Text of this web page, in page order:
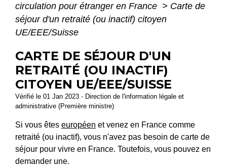
circulation pour étranger en France > Carte de
séjour d'un retraité (ou inactif) citoyen
UE/EEE/Suisse
CARTE DE SÉJOUR D'UN
RETRAITÉ (OU INACTIF)
CITOYEN UE/EEE/SUISSE
Vérifié le 01 Jan 2023 - Direction de l'information légale et
administrative (Première ministre)
Si vous êtes européen et venez en France comme
retraité (ou inactif), vous n'avez pas besoin de carte de
séjour pour vivre en France. Toutefois, vous pouvez en
demander une.